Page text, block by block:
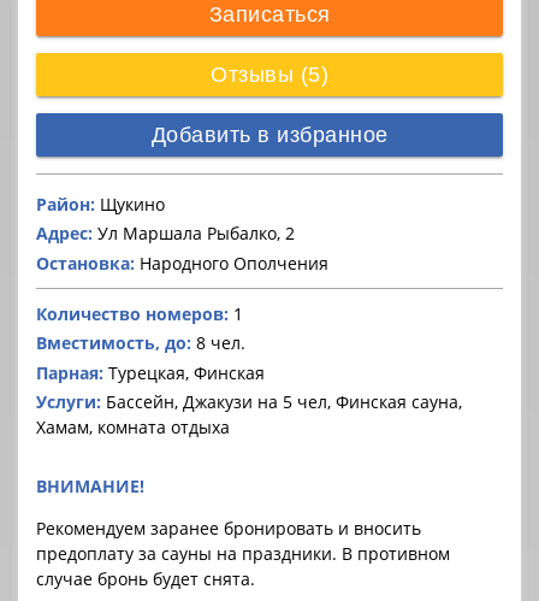
Записаться
Отзывы (5)
Добавить в избранное
Район: Щукино
Адрес: Ул Маршала Рыбалко, 2
Остановка: Народного Ополчения
Количество номеров: 1
Вместимость, до: 8 чел.
Парная: Турецкая, Финская
Услуги: Бассейн, Джакузи на 5 чел, Финская сауна,
Хамам, комната отдыха
ВНИМАНИЕ!
Рекомендуем заранее бронировать и вносить
предоплату за cауны на праздники. В противном
случае бронь будет снята.